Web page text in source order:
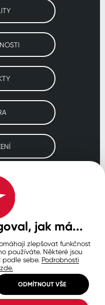
pobočky
používání souborů cookie
jak má...
zlepšovat funkčnost
používáte. Některé jsou
podle sebe. Podrobnosti
ODMÍTNOUT VŠE